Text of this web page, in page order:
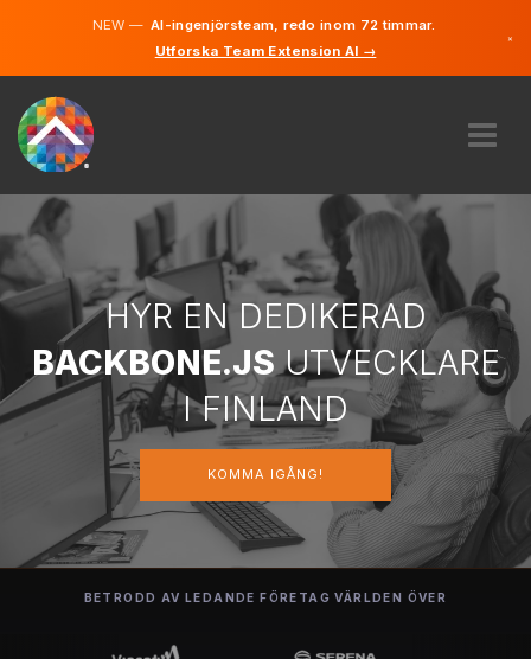
NEW —AI-ingenjörsteam, redo inom 72 timmar.
Utforska Team Extension AI →
×
OM OSS
EXPERTIS
HUR FUNGERAR DET?
KARRIÄRER
HYRA
FINLAND
KOMMA IGÅNG
Tyska
Engelska
HYR EN DEDIKERAD
BACKBONE.JSUTVECKLARE
I FINLAND
KOMMA IGÅNG!
BETRODD AV LEDANDE FÖRETAG VÄRLDEN ÖVER